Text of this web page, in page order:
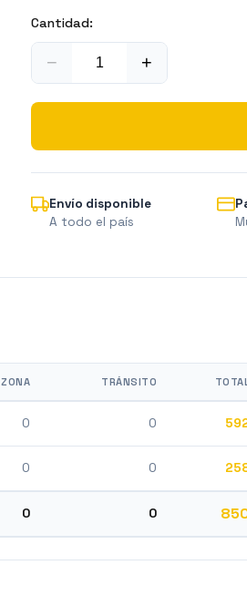
Cantidad:
− +
Envío disponible
A todo el país
ZONA TRÁNSITO
0 0
0 0
0 0